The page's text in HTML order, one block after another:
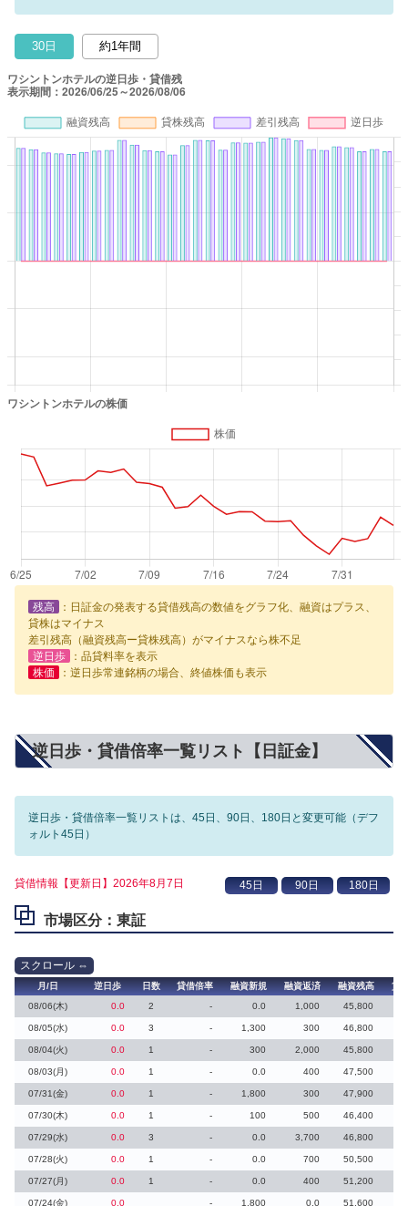
30日 約1年間
残高
：日証金の発表する貸借残高の数値をグラフ化、融資はプラス、
貸株はマイナス
差引残高（融資残高ー貸株残高）がマイナスなら株不足
逆日歩
：品貸料率を表示
株価
：逆日歩常連銘柄の場合、終値株価も表示
逆日歩・貸借倍率一覧リスト【日証金】
逆日歩・貸借倍率一覧リストは、45日、90日、180日と変更可能（デフ
ォルト45日）
貸借情報【更新日】2026年8月7日
市場区分：東証
月/日 逆日歩 日数 貸借倍率 融資新規 融資返済 融資残高
貸
08/06(木)
0.0 2 - 0.0 1,000 45,800
08/05(水) 0.0 3 - 1,300 300 46,800
08/04(火) 0.0 1 - 300 2,000 45,800
08/03(月) 0.0 1 - 0.0 400 47,500
07/31(金) 0.0 1 - 1,800 300 47,900
07/30(木) 0.0 1 - 100 500 46,400
07/29(水) 0.0 3 - 0.0 3,700 46,800
07/28(火) 0.0 1 - 0.0 700 50,500
07/27(月) 0.0 1 - 0.0 400 51,200
07/24(金) 0.0 - 1,800 0.0 51,600